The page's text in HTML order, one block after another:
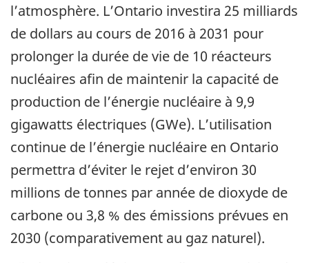
l’atmosphère. L’Ontario investira 25 milliards
de dollars au cours de 2016 à 2031 pour
prolonger la durée de vie de 10 réacteurs
nucléaires afin de maintenir la capacité de
production de l’énergie nucléaire à 9,9
gigawatts électriques (GWe). L’utilisation
continue de l’énergie nucléaire en Ontario
permettra d’éviter le rejet d’environ 30
millions de tonnes par année de dioxyde de
carbone ou 3,8 % des émissions prévues en
2030 (comparativement au gaz naturel).